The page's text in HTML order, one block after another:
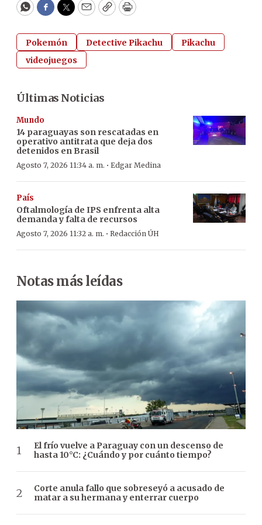
WhatsApp
Facebook
Twitter
EmailCopyPrint
Pokemón Detective Pikachu
Pikachu
videojuegos
Últimas Noticias
Mundo
14 paraguayas son rescatadas en
operativo antitrata que deja dos
detenidos en Brasil
Agosto 7, 2026 11:34 a. m. · Edgar Medina
País
Oftalmología de IPS enfrenta alta
demanda y falta de recursos
Agosto 7, 2026 11:32 a. m. · Redacción ÚH
Notas más leídas
El frío vuelve a Paraguay con un descenso de
hasta 10°C: ¿Cuándo y por cuánto tiempo?
Corte anula fallo que sobreseyó a acusado de
matar a su hermana y enterrar cuerpo